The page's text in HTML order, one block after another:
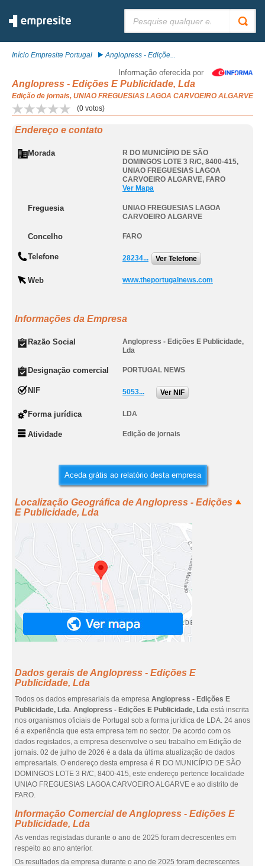
Início Empresite Portugal Anglopress - Ediçõe...
Informação oferecida por
Anglopress - Edições E Publicidade, Lda
Edição de jornais, UNIAO FREGUESIAS LAGOA CARVOEIRO ALGARVE
(0 votos)
Endereço e contato
Morada
R DO MUNICÍPIO DE SÃO
DOMINGOS LOTE 3 R/C, 8400-415,
UNIAO FREGUESIAS LAGOA
CARVOEIRO ALGARVE, FARO
Ver Mapa
Freguesia
UNIAO FREGUESIAS LAGOA
CARVOEIRO ALGARVE
Concelho FARO
Telefone 28234... Ver Telefone
Web www.theportugalnews.com
Informações da Empresa
Razão Social
Anglopress - Edições E Publicidade,
Lda
Designação comercial PORTUGAL NEWS
NIF 5053... Ver NIF
Forma jurídica LDA
Atividade Edição de jornais
Aceda grátis ao relatório desta empresa
Localização Geográfica de Anglopress - Edições
E Publicidade, Lda
Dados gerais de Anglopress - Edições E
Publicidade, Lda
Todos os dados empresariais da empresa Anglopress - Edições E
Publicidade, Lda. Anglopress - Edições E Publicidade, Lda está inscrita
nos organismos oficiais de Portugal sob a forma jurídica de LDA. 24 anos
é a experiência que esta empresa tem no sector. De acordo com os
dados registados, a empresa desenvolve o seu trabalho em Edição de
jornais. 02 de julho de 2026 é a data da última atualização de dados
empresariais. O endereço desta empresa é R DO MUNICÍPIO DE SÃO
DOMINGOS LOTE 3 R/C, 8400-415, este endereço pertence localidade
UNIAO FREGUESIAS LAGOA CARVOEIRO ALGARVE e ao distrito de
FARO.
Informação Comercial de Anglopress - Edições E
Publicidade, Lda
As vendas registadas durante o ano de 2025 foram decrescentes em
respeito ao ano anterior.
Os resultados da empresa durante o ano de 2025 foram decrescentes